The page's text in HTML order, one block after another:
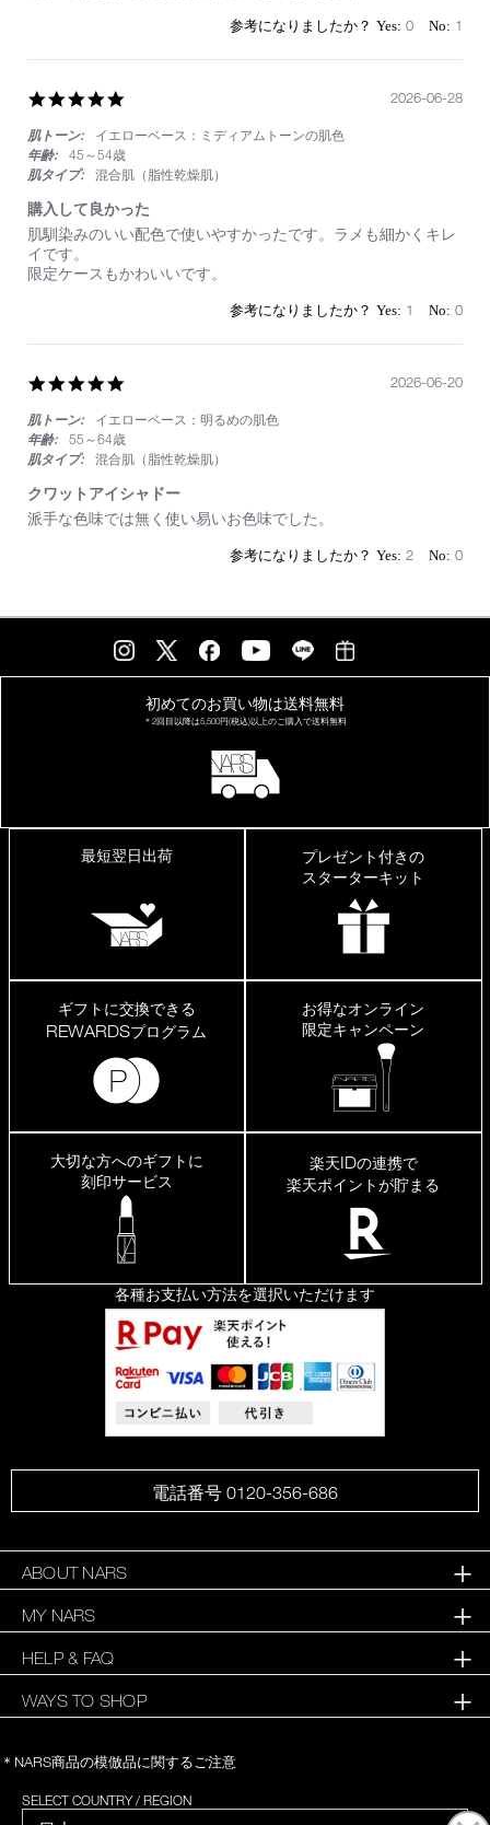
0 1
rating
肌トーン:
イエローベース：ミディアムトーンの肌色
年齢:
45～54歳
肌タイプ:
混合肌（脂性乾燥肌）
購入して良かった
Review
by
on
review
stating
購
良
っ
肌馴染みのいい配色で使いやすかったです。ラメも細かくキレ
イです。
限定ケースもかわいいです。
2026-06-28
1 0
rating
肌トーン:
イエローベース：明るめの肌色
年齢:
55～64歳
肌タイプ:
混合肌（脂性乾燥肌）
クワットアイシャドー
Review
review
派手な色味では無く使い易いお色味でした。
2026-06-20
2 0
初めてのお買い物は送料無料
＊2回目以降は5,500円(税込)以上のご購入で送料無料
最短翌日出荷
プレゼント付きの
スターターキット
ギフトに交換できる
REWARDSプログラム
お得なオンライン
限定キャンペーン
大切な方へのギフトに
刻印サービス
楽天IDの連携で
楽天ポイントが貯まる
各種お支払い方法を選択いただけます
電話番号 0120-356-686
ABOUT NARS
MY NARS
HELP & FAQ
WAYS TO SHOP
＊NARS商品の模倣品に関するご注意
SELECT COUNTRY / REGION